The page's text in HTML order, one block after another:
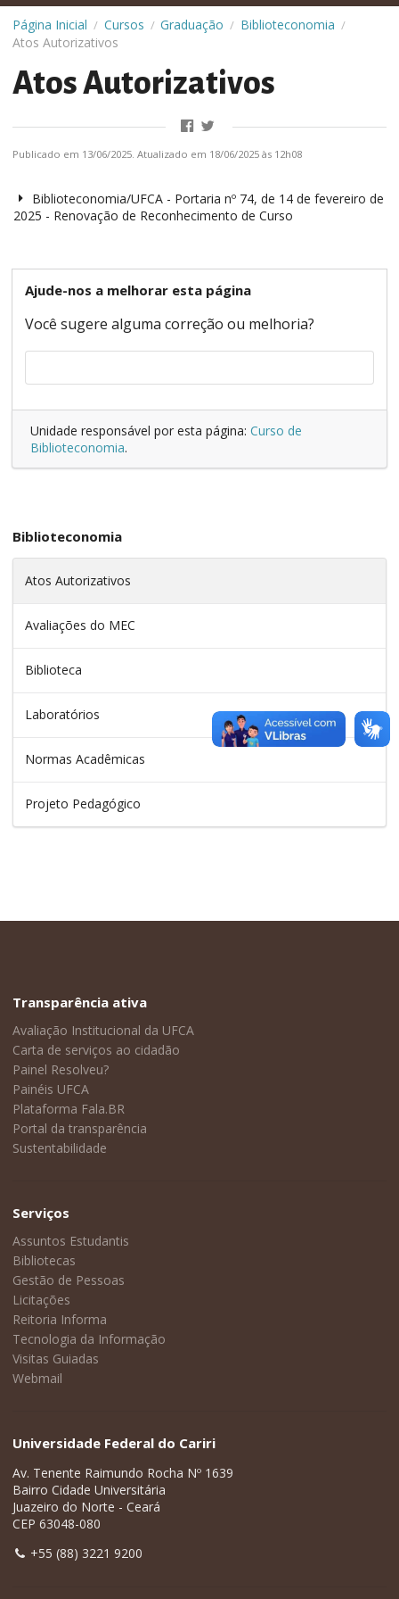
Página Inicial / Cursos / Graduação / Biblioteconomia /
Atos Autorizativos
Atos Autorizativos
Publicado em 13/06/2025. Atualizado em 18/06/2025 às 12h08
Biblioteconomia/UFCA - Portaria nº 74, de 14 de fevereiro de
2025 - Renovação de Reconhecimento de Curso
Ajude-nos a melhorar esta página
Você sugere alguma correção ou melhoria?
Unidade responsável por esta página: Curso de
Biblioteconomia.
Biblioteconomia
Atos Autorizativos
Avaliações do MEC
Biblioteca
Laboratórios
Normas Acadêmicas
Projeto Pedagógico
Transparência ativa
Avaliação Institucional da UFCA
Carta de serviços ao cidadão
Painel Resolveu?
Painéis UFCA
Plataforma Fala.BR
Portal da transparência
Sustentabilidade
Serviços
Assuntos Estudantis
Bibliotecas
Gestão de Pessoas
Licitações
Reitoria Informa
Tecnologia da Informação
Visitas Guiadas
Webmail
Universidade Federal do Cariri
Av. Tenente Raimundo Rocha Nº 1639
Bairro Cidade Universitária
Juazeiro do Norte - Ceará
CEP 63048-080
+55 (88) 3221 9200